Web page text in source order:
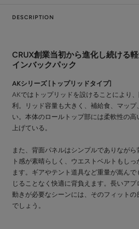
DESCRIPTION
CRUX創業当初から進化し続ける
インバックパック
AKシリーズ [トップリッドタイプ]
AKではトップリッドを設けることにより
利。リッド容量も大きく、補給食、マップ
い。本体のロールトップ部には柔軟性の
上げている。
また、背面パネルはシンプルでありなが
ト感が素晴らしく、ウエストベルトもしっ
ます。ギアやテント道具など重量が嵩ん
じることなく快適に背負えます。長いア
動きが必要なシーンには、そのフィットの
でしょう。